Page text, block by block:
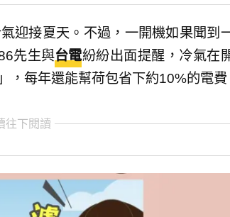
迎接夏天。不過，一開機如果聞到
先生與台電紛紛出面提醒，冷氣在
，每年還能幫荷包省下約10%的電費
往下閱讀